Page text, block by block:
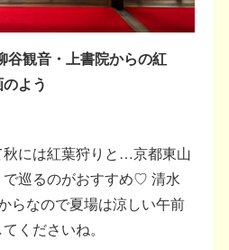
谷観音・上書院からの紅
よう
には紅葉狩りと…京都東山
巡るのがおすすめ♡ 清水
らなので夏場は涼しい午前
くださいね。